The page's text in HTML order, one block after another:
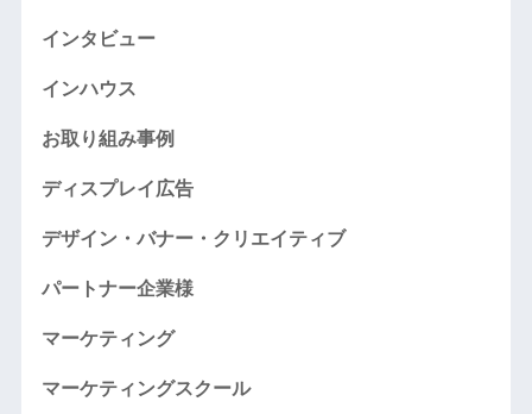
インタビュー
インハウス
お取り組み事例
ディスプレイ広告
デザイン・バナー・クリエイティブ
パートナー企業様
マーケティング
マーケティングスクール